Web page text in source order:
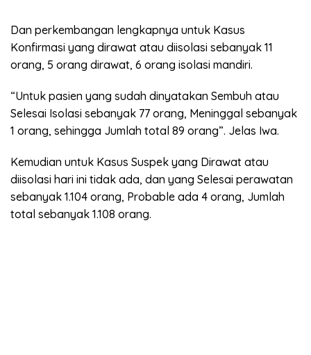
Dan perkembangan lengkapnya untuk Kasus
Konfirmasi yang dirawat atau diisolasi sebanyak 11
orang, 5 orang dirawat, 6 orang isolasi mandiri.
“Untuk pasien yang sudah dinyatakan Sembuh atau
Selesai Isolasi sebanyak 77 orang, Meninggal sebanyak
1 orang, sehingga Jumlah total 89 orang”. Jelas Iwa.
Kemudian untuk Kasus Suspek yang Dirawat atau
diisolasi hari ini tidak ada, dan yang Selesai perawatan
sebanyak 1.104 orang, Probable ada 4 orang, Jumlah
total sebanyak 1.108 orang.